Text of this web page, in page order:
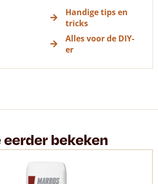
Handige tips en
tricks
Alles voor de DIY-
er
bekeken